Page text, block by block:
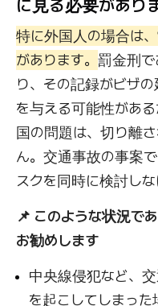
に見る必要があり
特に外国人の場合は
があります。 罰金刑
り、その記録がビザ
を与える可能性があ
国の問題は、切り離
ん。交通事故の事案
スクを同時に検討しな
📌 このような状況で
お勧めします
中央線侵犯など、
を起こしてしまった